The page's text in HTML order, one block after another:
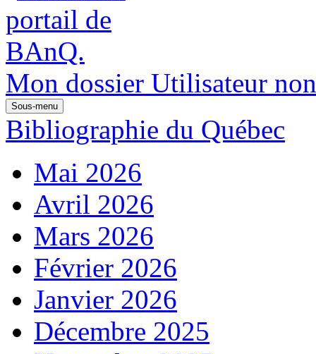
Mon dossier Utilisateur
Sous-menu
Bibliographie du Québec
Mai 2026
Avril 2026
Mars 2026
Février 2026
Janvier 2026
Décembre 2025